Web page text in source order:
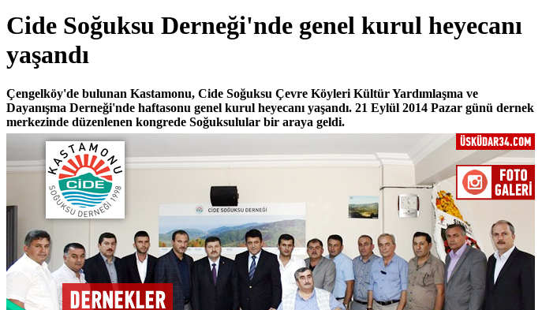
Cide Soğuksu Derneği'nde genel kurul heyecanı
yaşandı
Çengelköy'de bulunan Kastamonu, Cide Soğuksu Çevre Köyleri Kültür Yardımlaşma ve
Dayanışma Derneği'nde haftasonu genel kurul heyecanı yaşandı. 21 Eylül 2014 Pazar günü dernek
merkezinde düzenlenen kongrede Soğuksulular bir araya geldi.